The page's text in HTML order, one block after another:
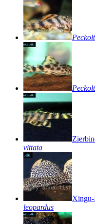
vittata
leopardus